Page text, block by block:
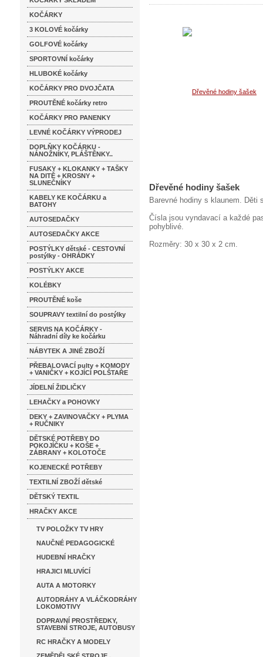
KOČÁRKY
3 KOLOVÉ kočárky
GOLFOVÉ kočárky
SPORTOVNÍ kočárky
HLUBOKÉ kočárky
KOČÁRKY PRO DVOJČATA
PROUTĚNÉ kočárky retro
KOČÁRKY PRO PANENKY
LEVNÉ KOČÁRKY VÝPRODEJ
DOPLŇKY KOČÁRKU -
NÁNOŽNÍKY, PLÁŠTĚNKY..
FUSAKY + KLOKANKY + TAŠKY
NA DITĚ + KROSNY +
SLUNEČNÍKY
KABELY KE KOČÁRKU a
BATOHY
AUTOSEDAČKY
AUTOSEDAČKY AKCE
POSTÝLKY dětské - CESTOVNÍ
postýlky - OHRÁDKY
POSTÝLKY AKCE
KOLÉBKY
PROUTĚNÉ koše
SOUPRAVY textilní do postýlky
SERVIS NA KOČÁRKY -
Náhradní díly ke kočárku
NÁBYTEK A JINÉ ZBOŽÍ
PŘEBALOVACÍ pulty + KOMODY
+ VANIČKY + KOJÍCÍ POLŠTAŘE
JÍDELNÍ ŽIDLIČKY
LEHAČKY a POHOVKY
DEKY + ZAVINOVAČKY + PLYMA
+ RUČNIKY
DĚTSKÉ POTŘEBY DO
POKOJÍČKU + KOŠE +
ZÁBRANY + KOLOTOČE
KOJENECKÉ POTŘEBY
TEXTILNÍ ZBOŽÍ dětské
DĚTSKÝ TEXTIL
HRAČKY AKCE
TV POLOŽKY TV HRY
NAUČNÉ PEDAGOGICKÉ
HUDEBNÍ HRAČKY
HRAJICI MLUVÍCÍ
AUTA A MOTORKY
AUTODRÁHY A VLÁČKODRÁHY
LOKOMOTIVY
DOPRAVNÍ PROSTŘEDKY,
STAVEBNÍ STROJE, AUTOBUSY
RC HRAČKY A MODELY
Dřevěné hodiny šašek
Barevné hodiny s klaunem.
Čísla jsou vyndavací a každé
pohyblivé.
Rozměry: 30 x 30 x 2 cm.